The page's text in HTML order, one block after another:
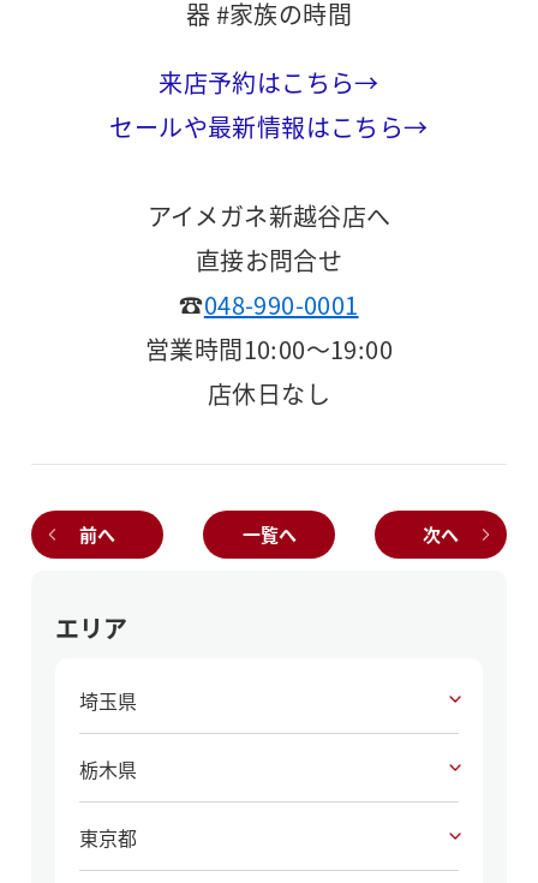
器 #家族の時間
来店予約はこちら→
セールや最新情報はこちら→
アイメガネ新越谷店へ
直接お問合せ
☎048-990-0001
営業時間10:00～19:00
店休日なし
前へ 一覧へ 次へ
エリア
埼玉県
栃木県
東京都